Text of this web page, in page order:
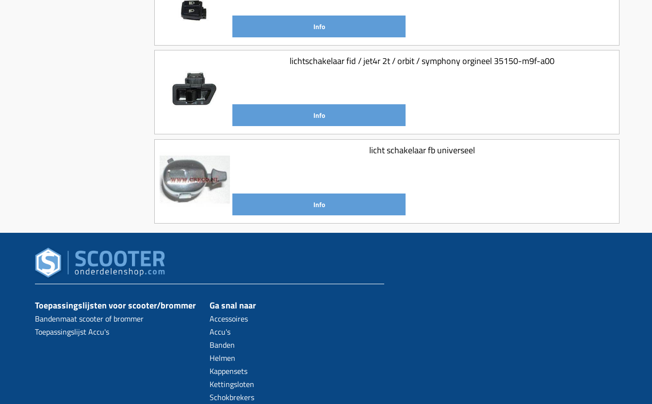
Info
lichtschakelaar fid / jet4r 2t / orbit / symphony orgineel 35150-m9f-a00
Info
licht schakelaar fb universeel
Info
Toepassingslijsten voor scooter/brommer
Bandenmaat scooter of brommer
Toepassingslijst Accu's
Ga snal naar
Accessoires
Accu's
Banden
Helmen
Kappensets
Kettingsloten
Schokbrekers